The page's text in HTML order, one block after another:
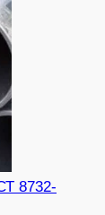
8732-